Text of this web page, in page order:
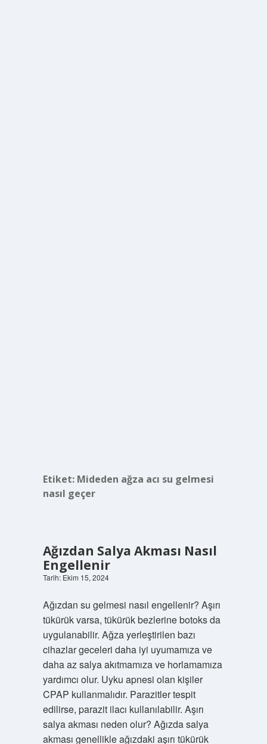
Etiket: Mideden ağza acı su gelmesi
nasıl geçer
Ağızdan Salya Akması Nasıl
Engellenir
Tarih: Ekim 15, 2024
Ağızdan su gelmesi nasıl engellenir? Aşırı
tükürük varsa, tükürük bezlerine botoks da
uygulanabilir. Ağza yerleştirilen bazı
cihazlar geceleri daha iyi uyumamıza ve
daha az salya akıtmamıza ve horlamamıza
yardımcı olur. Uyku apnesi olan kişiler
CPAP kullanmalıdır. Parazitler tespit
edilirse, parazit ilacı kullanılabilir. Aşırı
salya akması neden olur? Ağızda salya
akması genellikle ağızdaki aşırı tükürük